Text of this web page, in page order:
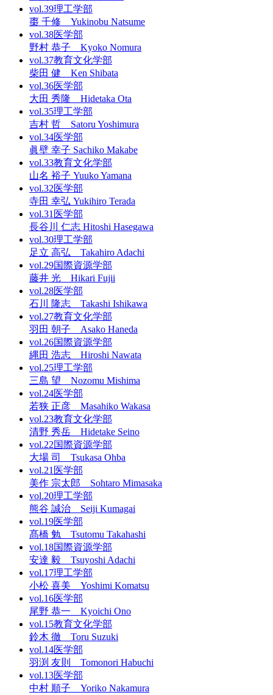
vol.39理工学部
棗 千修 Yukinobu Natsume
vol.38医学部
野村 恭子 Kyoko Nomura
vol.37教育文化学部
柴田 健 Ken Shibata
vol.36医学部
大田 秀隆 Hidetaka Ota
vol.35理工学部
吉村 哲 Satoru Yoshimura
vol.34医学部
眞壁 幸子 Sachiko Makabe
vol.33教育文化学部
山名 裕子 Yuuko Yamana
vol.32医学部
寺田 幸弘 Yukihiro Terada
vol.31医学部
長谷川 仁志 Hitoshi Hasegawa
vol.30理工学部
足立 高弘 Takahiro Adachi
vol.29国際資源学部
藤井 光 Hikari Fujii
vol.28医学部
石川 隆志 Takashi Ishikawa
vol.27教育文化学部
羽田 朝子 Asako Haneda
vol.26国際資源学部
縄田 浩志 Hiroshi Nawata
vol.25理工学部
三島 望 Nozomu Mishima
vol.24医学部
若狭 正彦 Masahiko Wakasa
vol.23教育文化学部
清野 秀岳 Hidetake Seino
vol.22国際資源学部
大場 司 Tsukasa Ohba
vol.21医学部
美作 宗太郎 Sohtaro Mimasaka
vol.20理工学部
熊谷 誠治 Seiji Kumagai
vol.19医学部
髙橋 勉 Tsutomu Takahashi
vol.18国際資源学部
安達 毅 Tsuyoshi Adachi
vol.17理工学部
小松 喜美 Yoshimi Komatsu
vol.16医学部
尾野 恭一 Kyoichi Ono
vol.15教育文化学部
鈴木 徹 Toru Suzuki
vol.14医学部
羽渕 友則 Tomonori Habuchi
vol.13医学部
中村 順子 Yoriko Nakamura